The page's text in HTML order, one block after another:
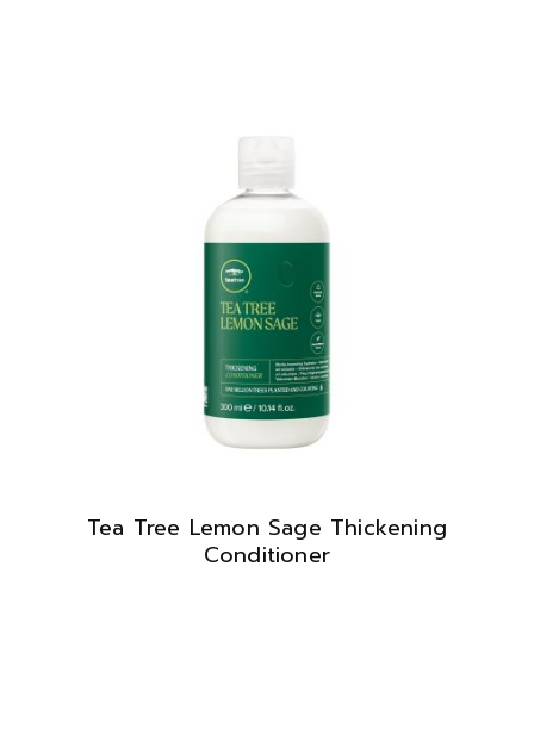
Tea Tree Lemon Sage Thickening
Conditioner